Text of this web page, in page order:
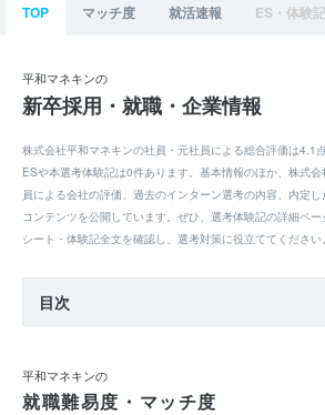
TOP マッチ度 就活速報 ES・体験記
平和マネキンの
新卒採用・就職・企業情報
株式会社平和マネキンの社員・元社員による総合評価は4.1
ESや本選考体験記は0件あります。基本情報のほか、株式
員による会社の評価、過去のインターン選考の内容、内定
コンテンツを公開しています。ぜひ、選考体験記の詳細ペ
シート・体験記全文を確認し、選考対策に役立ててください。
目次
平和マネキンの
就職難易度・マッチ度